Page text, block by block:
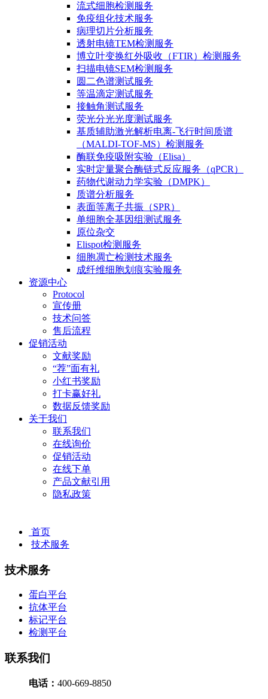
流式细胞检测服务
免疫组化技术服务
病理切片分析服务
透射电镜TEM检测服务
博立叶变换红外吸收（FTIR）检测服务
扫描电镜SEM检测服务
圆二色谱测试服务
等温滴定测试服务
接触角测试服务
荧光分光光度测试服务
基质辅助激光解析电离-飞行时间质谱
（MALDI-TOF-MS）检测服务
酶联免疫吸附实验（Elisa）
实时定量聚合酶链式反应服务（qPCR）
药物代谢动力学实验（DMPK）
质谱分析服务
表面等离子共振（SPR）
单细胞全基因组测试服务
原位杂交
Elispot检测服务
细胞凋亡检测技术服务
成纤维细胞划痕实验服务
资源中心
Protocol
宣传册
技术问答
售后流程
促销活动
文献奖励
“荐”面有礼
小红书奖励
打卡赢好礼
数据反馈奖励
关于我们
联系我们
在线询价
促销活动
在线下单
产品文献引用
隐私政策
首页
技术服务
技术服务
蛋白平台
抗体平台
标记平台
检测平台
联系我们
电话： 400-669-8850